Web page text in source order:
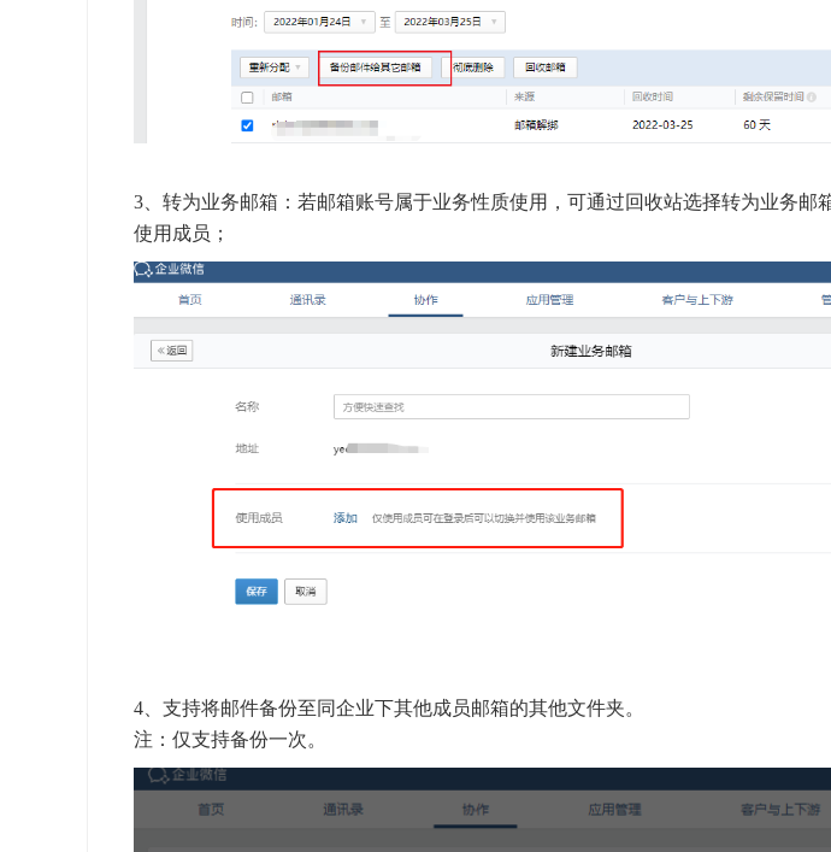
3、转为业务邮箱：若邮箱账号属于业务性质使用，可通过回收站选择转为业务邮
使用成员；
4、支持将邮件备份至同企业下其他成员邮箱的其他文件夹。
注：仅支持备份一次。